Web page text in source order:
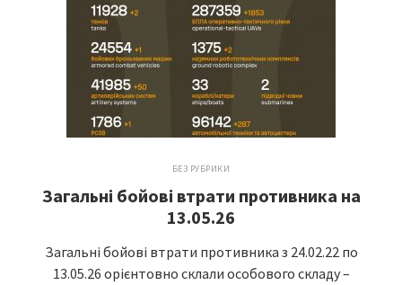
БЕЗ РУБРИКИ
Загальні бойові втрати противника на
13.05.26
Загальні бойові втрати противника з 24.02.22 по
13.05.26 орієнтовно склали особового складу –